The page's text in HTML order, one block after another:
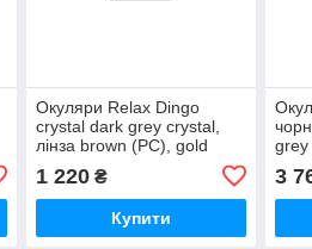
Окуляри Relax Dingo
crystal dark grey crystal,
лінза brown (PC), gold
1 220₴
Купити
3